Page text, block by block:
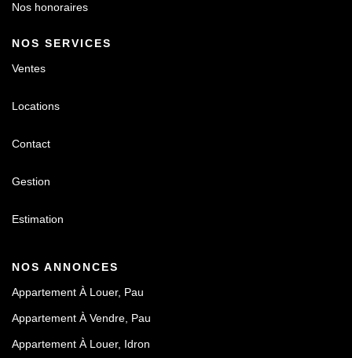
Nos honoraires
NOS SERVICES
Ventes
Locations
Contact
Gestion
Estimation
NOS ANNONCES
Appartement À Louer, Pau
Appartement À Vendre, Pau
Appartement À Louer, Idron